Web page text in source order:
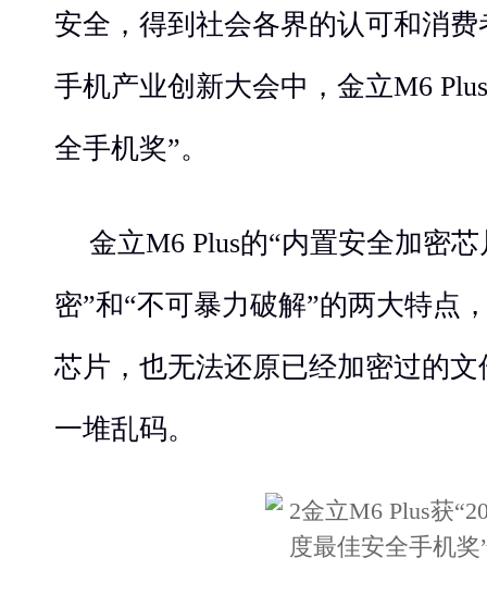
安全，得到社会各界的认可和消
手机产业创新大会中，金立M6
全手机奖”。
金立M6 Plus的“内置安全加密
密”和“不可暴力破解”的两大特点
芯片，也无法还原已经加密过的
一堆乱码。